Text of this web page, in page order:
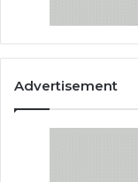
Advertisement